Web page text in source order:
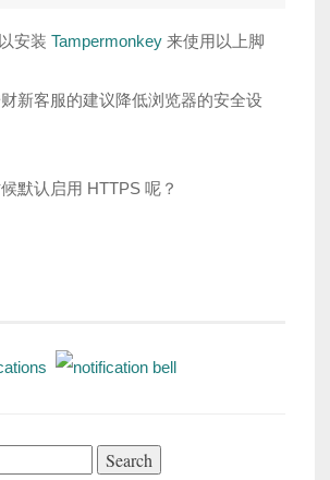
安装 Tampermonkey 来使用以上脚
新客服的建议降低浏览器的安全设
默认启用 HTTPS 呢？